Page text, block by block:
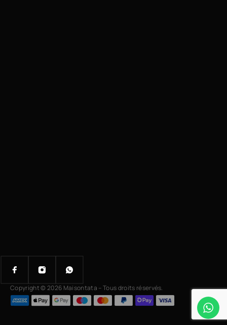
Copyright © 2026 Maisontata – Tous droits réservés.